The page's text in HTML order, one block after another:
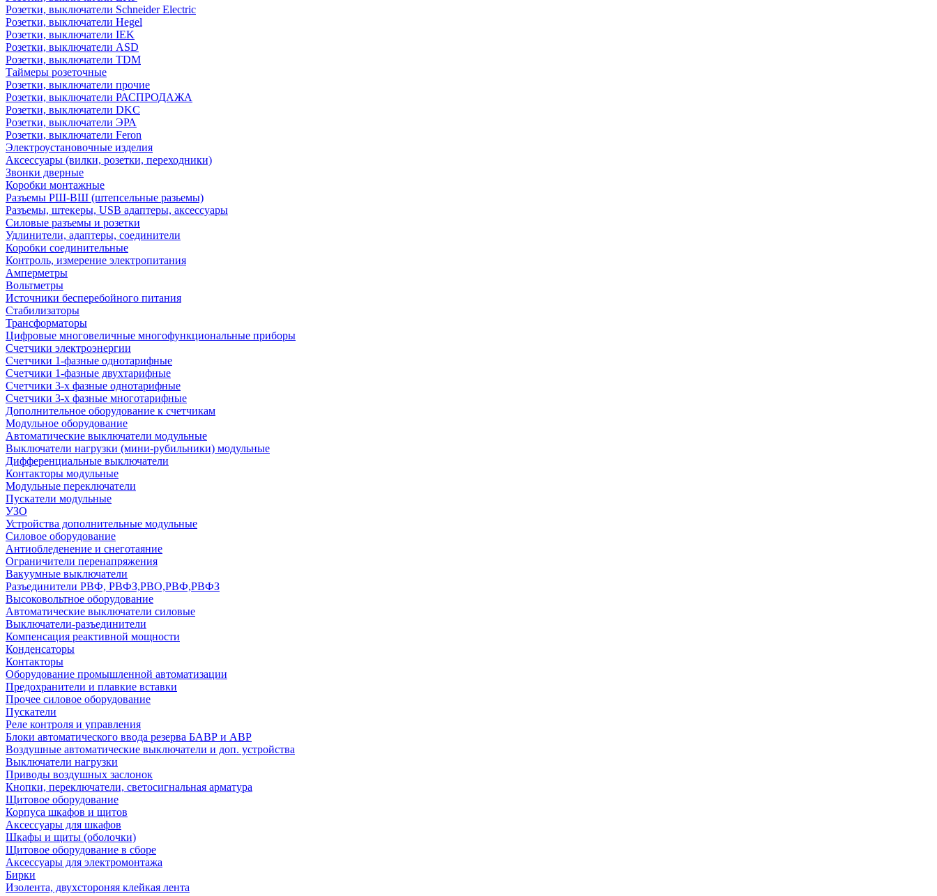
Розетки, выключатели Schneider Electric
Розетки, выключатели Hegel
Розетки, выключатели IEK
Розетки, выключатели ASD
Розетки, выключатели TDM
Таймеры розеточные
Розетки, выключатели прочие
Розетки, выключатели РАСПРОДАЖА
Розетки, выключатели DKC
Розетки, выключатели ЭРА
Розетки, выключатели Feron
Электроустановочные изделия
Аксессуары (вилки, розетки, переходники)
Звонки дверные
Коробки монтажные
Разъемы РШ-ВШ (штепсельные разьемы)
Разъемы, штекеры, USB адаптеры, аксессуары
Силовые разъемы и розетки
Удлинители, адаптеры, соединители
Коробки соединительные
Контроль, измерение электропитания
Амперметры
Вольтметры
Источники бесперебойного питания
Стабилизаторы
Трансформаторы
Цифровые многовеличные многофункциональные приборы
Счетчики электроэнергии
Счетчики 1-фазные однотарифные
Счетчики 1-фазные двухтарифные
Счетчики 3-х фазные однотарифные
Счетчики 3-х фазные многотарифные
Дополнительное оборудование к счетчикам
Модульное оборудование
Автоматические выключатели модульные
Выключатели нагрузки (мини-рубильники) модульные
Дифференциальные выключатели
Контакторы модульные
Модульные переключатели
Пускатели модульные
УЗО
Устройства дополнительные модульные
Силовое оборудование
Антиобледенение и снеготаяние
Ограничители перенапряжения
Вакуумные выключатели
Разъединители РВФ, РВФЗ,РВО,РВФ,РВФЗ
Высоковольтное оборудование
Автоматические выключатели cиловые
Выключатели-разъединители
Компенсация реактивной мощности
Конденсаторы
Контакторы
Оборудование промышленной автоматизации
Предохранители и плавкие вставки
Прочее силовое оборудование
Пускатели
Реле контроля и управления
Блоки автоматического ввода резерва БАВР и АВР
Воздушные автоматические выключатели и доп. устройства
Выключатели нагрузки
Приводы воздушных заслонок
Кнопки, переключатели, светосигнальная арматура
Щитовое оборудование
Корпуса шкафов и щитов
Аксессуары для шкафов
Шкафы и щиты (оболочки)
Щитовое оборудование в сборе
Аксессуары для электромонтажа
Бирки
Изолента, двухстороняя клейкая лента